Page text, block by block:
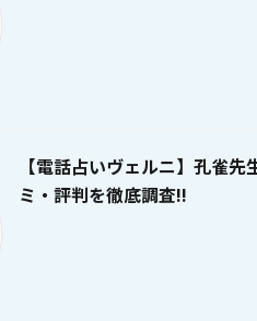
【電話占いヴェルニ】孔雀
ミ・評判を徹底調査!!